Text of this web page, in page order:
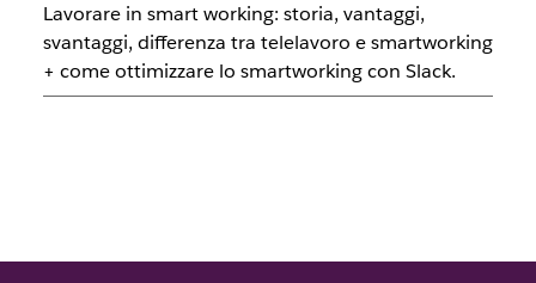
Lavorare in smart working: storia, vantaggi,
svantaggi, differenza tra telelavoro e smartworking
+ come ottimizzare lo smartworking con Slack.